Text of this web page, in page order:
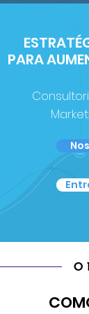
PARA
O